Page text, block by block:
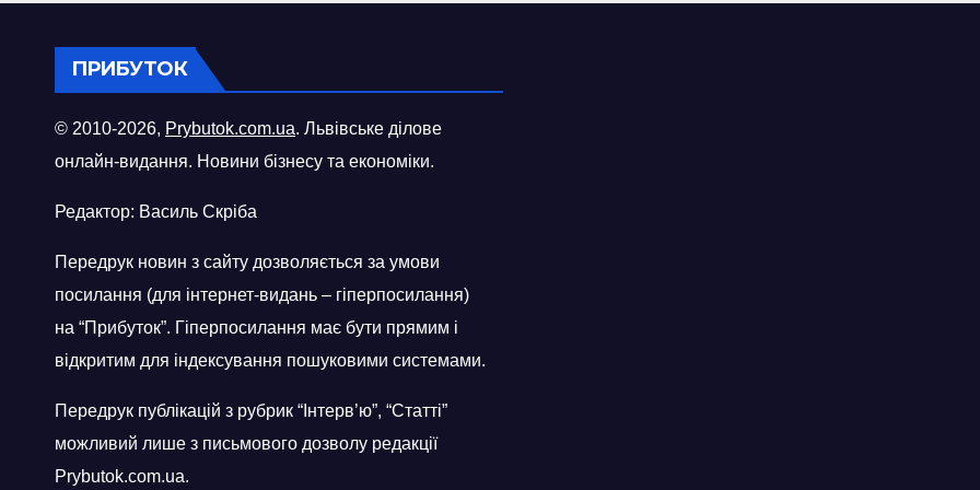
ПРИБУТОК
© 2010-2026, Prybutok.com.ua. Львівське ділове
онлайн-видання. Новини бізнесу та економіки.
Редактор: Василь Скріба
Передрук новин з сайту дозволяється за умови
посилання (для інтернет-видань – гіперпосилання)
на “Прибуток”. Гіперпосилання має бути прямим і
відкритим для індексування пошуковими системами.
Передрук публікацій з рубрик “Інтерв’ю”, “Статті”
можливий лише з письмового дозволу редакції
Prybutok.com.ua.